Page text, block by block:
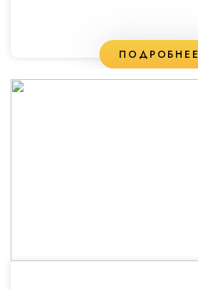
ПОДРОБНЕЕ